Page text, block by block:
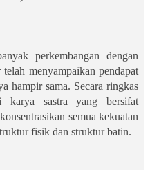
perkembangan dengan
menyampaikan pendapat
hampir sama. Secara ringkas
karya sastra yang bersifat
semua kekuatan
fisik dan struktur batin.